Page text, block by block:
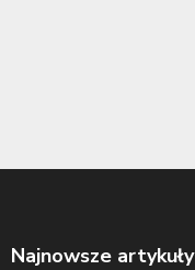
Najnowsze artykuły